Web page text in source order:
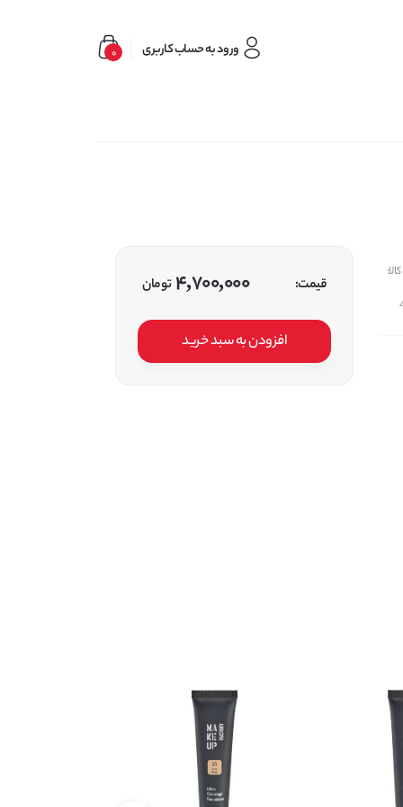
ورود به حساب کاربری 0
قیمت: 4,700,000 تومان
افزودن به سبد خرید